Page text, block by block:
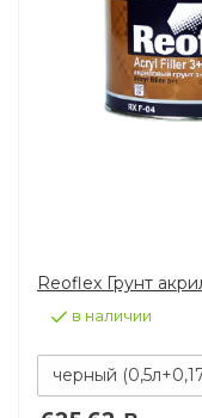
Reoflex Грунт
в наличии
черный